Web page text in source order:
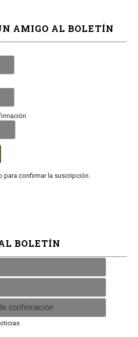
AMIGO AL BOLETÍN
para confirmar la suscripción.
BOLETÍN